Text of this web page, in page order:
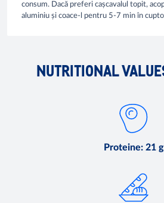
consum. Dacă preferi cașcavalul topit,
aluminiu și coace-l pentru 5-7 min în
NUTRITIONAL
Proteine: 21 g